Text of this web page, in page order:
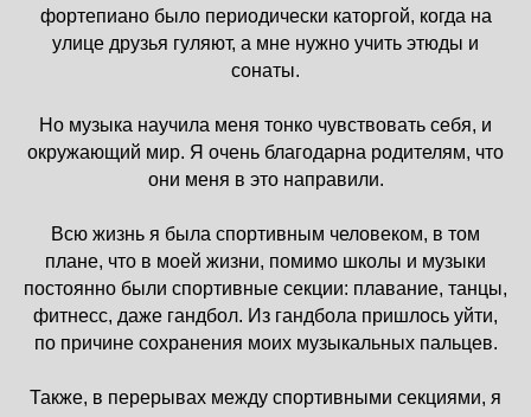
фортепиано было периодически каторгой, когда на
улице друзья гуляют, а мне нужно учить этюды и
сонаты.
Но музыка научила меня тонко чувствовать себя, и
окружающий мир. Я очень благодарна родителям, что
они меня в это направили.
Всю жизнь я была спортивным человеком, в том
плане, что в моей жизни, помимо школы и музыки
постоянно были спортивные секции: плавание, танцы,
фитнесс, даже гандбол. Из гандбола пришлось уйти,
по причине сохранения моих музыкальных пальцев.
Также, в перерывах между спортивными секциями, я